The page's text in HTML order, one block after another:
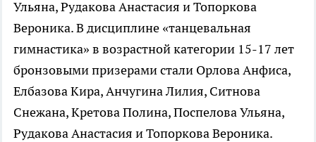
Ульяна, Рудакова Анастасия и Топоркова
Вероника. В дисциплине «танцевальная
гимнастика» в возрастной категории 15-17 лет
бронзовыми призерами стали Орлова Анфиса,
Елбазова Кира, Анчугина Лилия, Ситнова
Снежана, Кретова Полина, Поспелова Ульяна,
Рудакова Анастасия и Топоркова Вероника.